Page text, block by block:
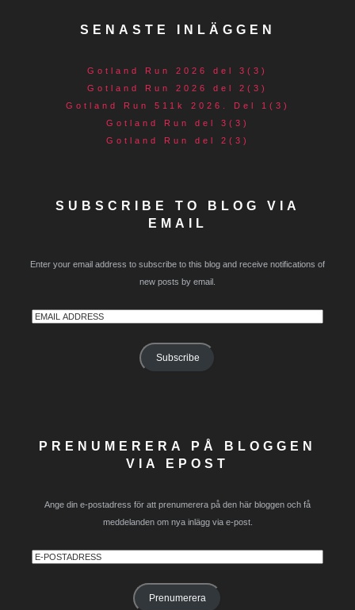
SENASTE INLÄGGEN
Gotland Run 2026 del 3(3)
Gotland Run 2026 del 2(3)
Gotland Run 511k 2026. Del 1(3)
Gotland Run del 3(3)
Gotland Run del 2(3)
SUBSCRIBE TO BLOG VIA
EMAIL
Enter your email address to subscribe to this blog and receive notifications of
new posts by email.
Email
Subscribe
PRENUMERERA PÅ BLOGGEN
VIA EPOST
Ange din e-postadress för att prenumerera på den här bloggen och få
meddelanden om nya inlägg via e-post.
E-
Prenumerera